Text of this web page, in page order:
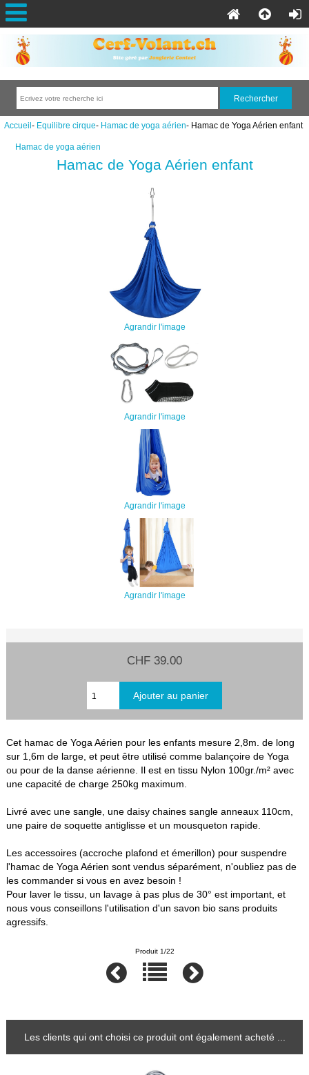
Accueil- Equilibre cirque- Hamac de yoga aérien- Hamac de Yoga Aérien enfant
Hamac de yoga aérien
Hamac de Yoga Aérien enfant
Agrandir l'image
Agrandir l'image
Agrandir l'image
Agrandir l'image
CHF 39.00
Cet hamac de Yoga Aérien pour les enfants mesure 2,8m. de long
sur 1,6m de large, et peut être utilisé comme balançoire de Yoga
ou pour de la danse aérienne. Il est en tissu Nylon 100gr./m² avec
une capacité de charge 250kg maximum.
Livré avec une sangle, une daisy chaines sangle anneaux 110cm,
une paire de soquette antiglisse et un mousqueton rapide.
Les accessoires (accroche plafond et émerillon) pour suspendre
l'hamac de Yoga Aérien sont vendus séparément, n'oubliez pas de
les commander si vous en avez besoin !
Pour laver le tissu, un lavage à pas plus de 30° est important, et
nous vous conseillons l'utilisation d'un savon bio sans produits
agressifs.
Produit 1/22
Les clients qui ont choisi ce produit ont également acheté ...